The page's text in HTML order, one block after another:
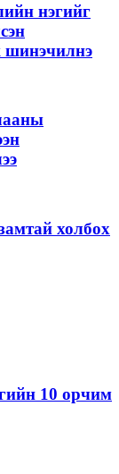
нэгийг
шинэчилнэ
холбох
10 орчим